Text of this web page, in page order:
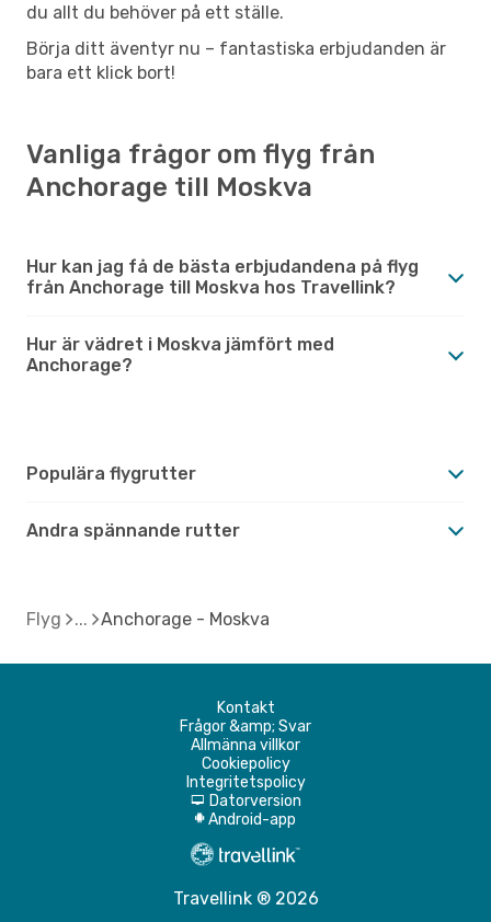
du allt du behöver på ett ställe.
Börja ditt äventyr nu – fantastiska erbjudanden är
bara ett klick bort!
Vanliga frågor om flyg från
Anchorage till Moskva
Hur kan jag få de bästa erbjudandena på flyg
från Anchorage till Moskva hos Travellink?
Hur är vädret i Moskva jämfört med
Anchorage?
Populära flygrutter
Andra spännande rutter
Flyg Anchorage - Moskva
Kontakt
Frågor &amp; Svar
Allmänna villkor
Cookiepolicy
Integritetspolicy
d Datorversion
A Android-app
Travellink ® 2026